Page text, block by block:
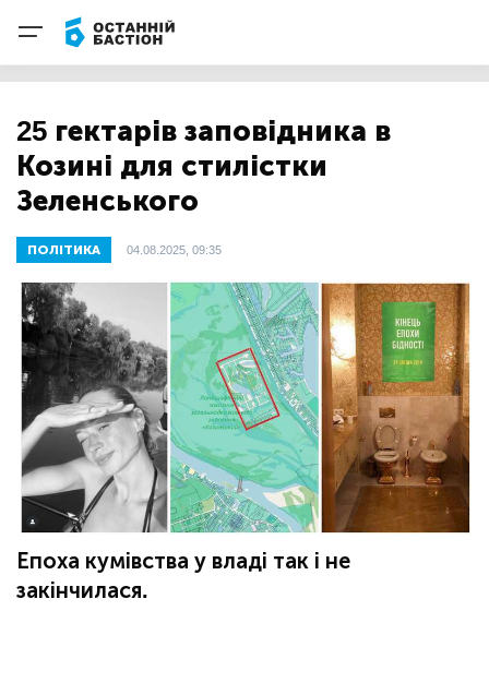
25 гектарів заповідника в
Козині для стилістки
Зеленського
ПОЛІТИКА 04.08.2025, 09:35
Епоха кумівства у владі так і не
закінчилася.